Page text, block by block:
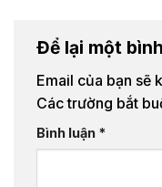
Để lại một
Email của bạn sẽ
Các trường bắt
Bình luận *